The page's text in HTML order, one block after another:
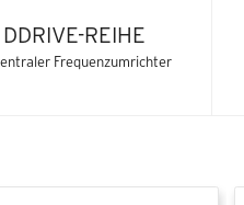
DDRIVE-REIHE
Frequenzumrichter